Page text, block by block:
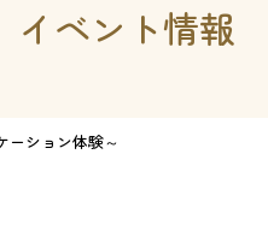
イベント情報
ーション体験～